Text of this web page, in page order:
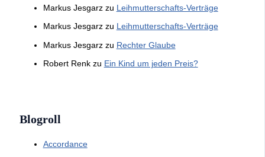
Markus Jesgarzzu Leihmutterschafts-Verträge
Markus Jesgarzzu Leihmutterschafts-Verträge
Markus Jesgarzzu Rechter Glaube
Robert Renkzu Ein Kind um jeden Preis?
Blogroll
Accordance